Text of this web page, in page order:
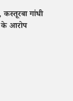
गांधी
के आरोप